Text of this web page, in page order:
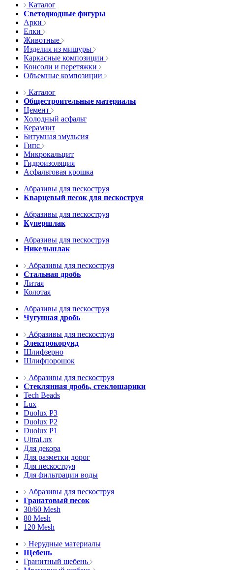
Каталог
Светодиодные фигуры
Арки
Елки
Животные
Изделия из мишуры
Каркасные композиции
Консоли и перетяжки
Объемные композиции
Каталог
Общестроительные материалы
Цемент
Холодный асфальт
Керамзит
Битумная эмульсия
Гипс
Микрокальцит
Гидроизоляция
Асфальтовая крошка
Абразивы для пескоструя
Кварцевый песок для пескоструя
Абразивы для пескоструя
Купершлак
Абразивы для пескоструя
Никельшлак
Абразивы для пескоструя
Стальная дробь
Литая
Колотая
Абразивы для пескоструя
Чугунная дробь
Абразивы для пескоструя
Электрокорунд
Шлифзерно
Шлифпорошок
Абразивы для пескоструя
Стеклянная дробь, стеклошарики
Tech Beads
Lux
Duolux P3
Duolux P2
Duolux P1
UltraLux
Для декора
Для разметки дорог
Для пескоструя
Для фильтрации воды
Абразивы для пескоструя
Гранатовый песок
30/60 Mesh
80 Mesh
120 Mesh
Нерудные материалы
Щебень
Гранитный щебень